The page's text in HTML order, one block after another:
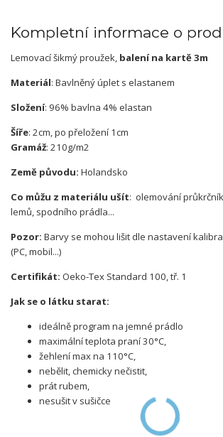
Kompletní informace o
Lemovací šikmý proužek, balení na kartě 3m
Materiál: Bavlněný úplet s elastanem
Složení: 96% bavlna 4% elastan
Šíře: 2cm, po přeložení 1cm
Gramáž: 210g/m2
Země původu: Holandsko
Co můžu z materiálu ušít: olemování
lemů, spodního prádla...
Pozor: Barvy se mohou lišit dle nastavení
(PC, mobil...)
Certifikát: Oeko-Tex Standard 100, tř. 1
Jak se o látku starat:
ideálně program na jemné prádlo
maximální teplota praní 30°C,
žehlení max na 110°C,
nebělit, chemicky nečistit,
prát rubem,
nesušit v sušičce